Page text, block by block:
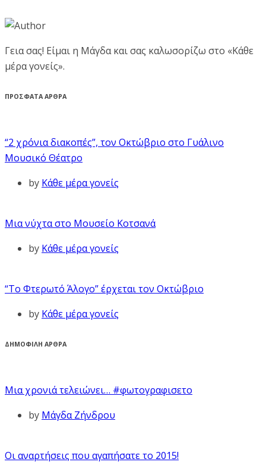
Γεια σας! Είμαι η Μάγδα και σας καλωσορίζω στο «Κάθε
μέρα γονείς».
ΠΡΟΣΦΑΤΑ ΑΡΘΡΑ
“2 χρόνια διακοπές”, τον Οκτώβριο στο Γυάλινο
Μουσικό Θέατρο
by Κάθε μέρα γονείς
Μια νύχτα στο Μουσείο Κοτσανά
by Κάθε μέρα γονείς
“Το Φτερωτό Άλογο” έρχεται τον Οκτώβριο
by Κάθε μέρα γονείς
ΔΗΜΟΦΙΛΗ ΑΡΘΡΑ
Μια χρονιά τελειώνει… #φωτογραφισετο
by Μάγδα Ζήνδρου
Οι αναρτήσεις που αγαπήσατε το 2015!